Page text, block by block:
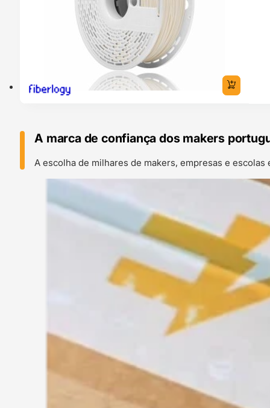
A marca de confiança dos makers
A escolha de milhares de makers, empresas e escolas